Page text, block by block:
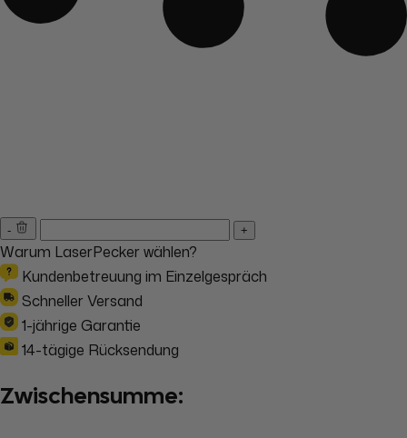
- +
Warum LaserPecker wählen?
Kundenbetreuung im Einzelgespräch
Schneller Versand
1-jährige Garantie
14-tägige Rücksendung
Zwischensumme: